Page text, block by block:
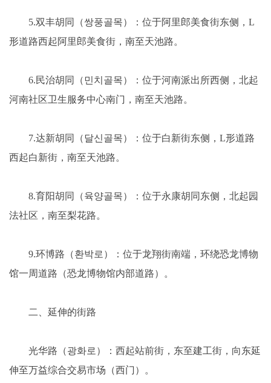
5.双丰胡同（쌍풍골목）：位于阿里郎美食街东侧，L
形道路西起阿里郎美食街，南至天池路。
6.民治胡同（민치골목）：位于河南派出所西侧，北起
河南社区卫生服务中心南门，南至天池路。
7.达新胡同（달신골목）：位于白新街东侧，L形道路
西起白新街，南至天池路。
8.育阳胡同（육양골목）：位于永康胡同东侧，北起园
法社区，南至梨花路。
9.环博路（환박로）：位于龙翔街南端，环绕恐龙博物
馆一周道路（恐龙博物馆内部道路）。
二、延伸的街路
光华路（광화로）：西起站前街，东至建工街，向东延
伸至万益综合交易市场（西门）。